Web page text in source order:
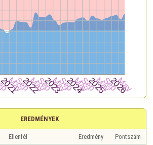
EREDMÉNYEK
Ellenfél Eredmény
Pontszám